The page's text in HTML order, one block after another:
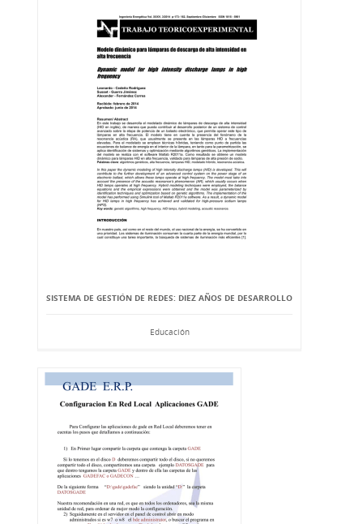
SISTEMA DE GESTIÓN DE REDES: DIEZ AÑOS DE DESARROLLO
Educación